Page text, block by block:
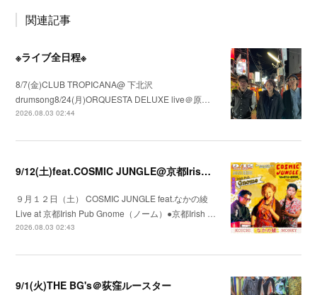
関連記事
※ライブ全日程※
8/7(金)CLUB TROPICANA@ 下北沢
drumsong8/24(月)ORQUESTA DELUXE live＠原…
2026.08.03 02:44
9/12(土)feat.COSMIC JUNGLE@京都Irish Pub Gnome（ノーム）
９月１２日（土） COSMIC JUNGLE feat.なかの綾
Live at 京都Irish Pub Gnome（ノーム）●京都Irish …
2026.08.03 02:43
9/1(火)THE BG's＠荻窪ルースター